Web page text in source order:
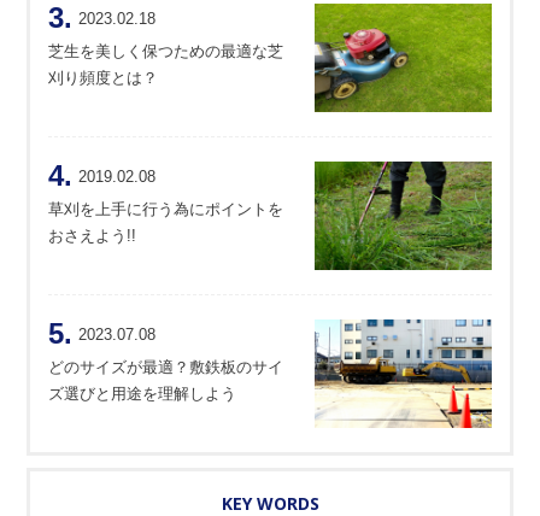
3. 2023.02.18
芝生を美しく保つための最適な芝
刈り頻度とは？
4. 2019.02.08
草刈を上手に行う為にポイントを
おさえよう!!
5. 2023.07.08
どのサイズが最適？敷鉄板のサイ
ズ選びと用途を理解しよう
KEY WORDS